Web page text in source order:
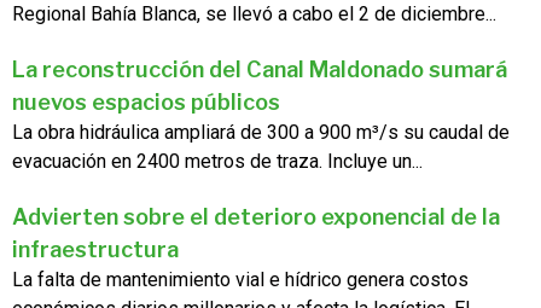
Regional Bahía Blanca, se llevó a cabo el 2 de diciembre...
La reconstrucción del Canal Maldonado sumará
nuevos espacios públicos
La obra hidráulica ampliará de 300 a 900 m³/s su caudal de
evacuación en 2400 metros de traza. Incluye un...
Advierten sobre el deterioro exponencial de la
infraestructura
La falta de mantenimiento vial e hídrico genera costos